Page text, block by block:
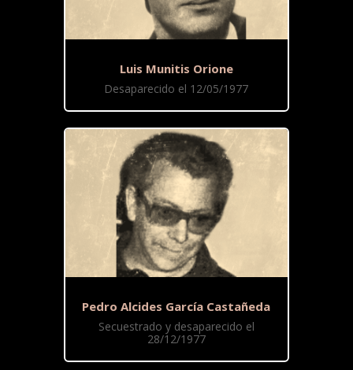
Luis Munitis Orione
Desaparecido el 12/05/1977
Pedro Alcides García Castañeda
Secuestrado y desaparecido el
28/12/1977